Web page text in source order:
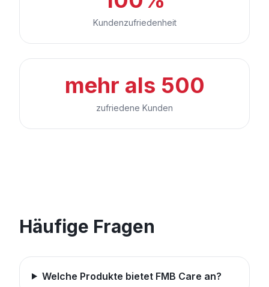
Kundenzufriedenheit
mehr als 500
zufriedene Kunden
Häufige Fragen
Welche Produkte bietet FMB Care an?